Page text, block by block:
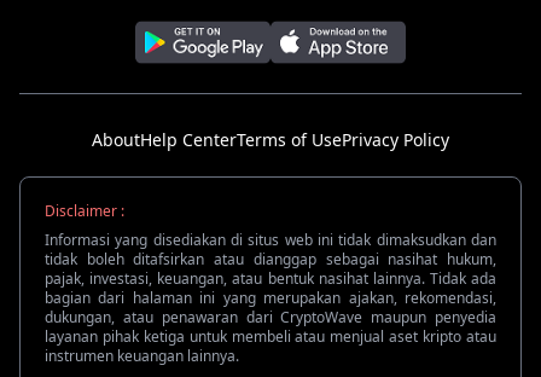
AboutHelp CenterTerms of UsePrivacy Policy
Disclaimer :
Informasi yang disediakan di situs web ini tidak dimaksudkan dan
tidak boleh ditafsirkan atau dianggap sebagai nasihat hukum,
pajak, investasi, keuangan, atau bentuk nasihat lainnya. Tidak ada
bagian dari halaman ini yang merupakan ajakan, rekomendasi,
dukungan, atau penawaran dari CryptoWave maupun penyedia
layanan pihak ketiga untuk membeli atau menjual aset kripto atau
instrumen keuangan lainnya.